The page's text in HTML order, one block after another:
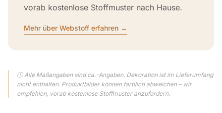
vorab kostenlose Stoffmuster nach Hause.
Mehr über Webstoff erfahren →
ⓘ Alle Maßangaben sind ca.-Angaben. Dekoration ist im Lieferumfang
nicht enthalten. Produktbilder können farblich abweichen – wir
empfehlen, vorab kostenlose Stoffmuster anzufordern.